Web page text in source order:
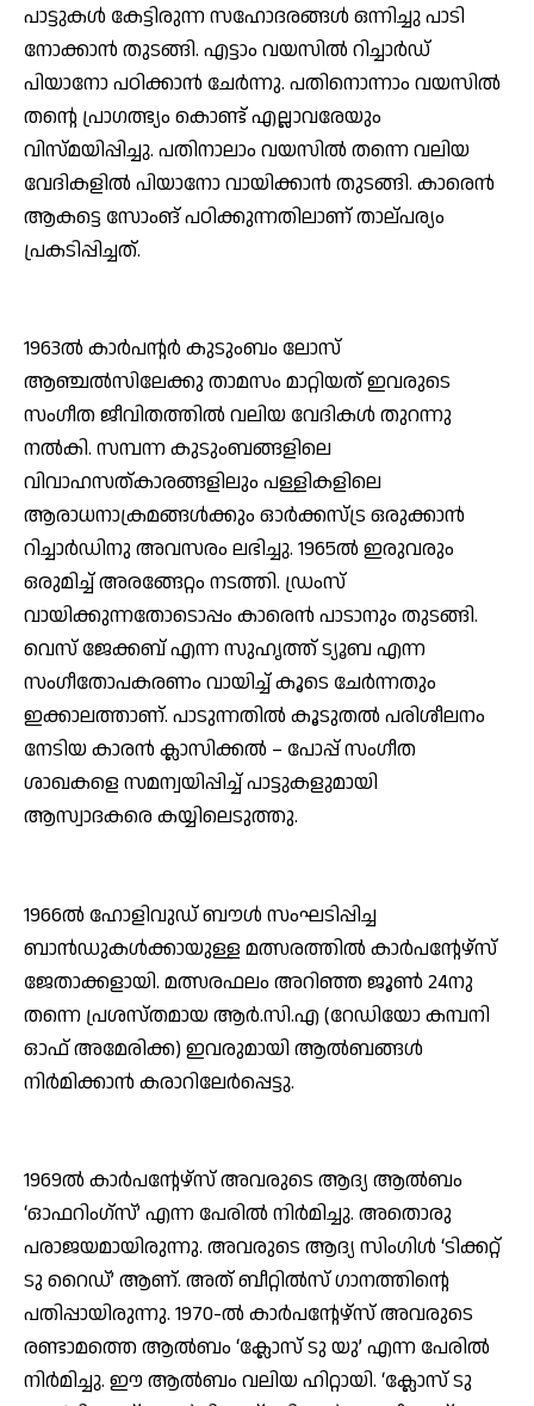
പാട്ടുകള്‍ കേട്ടിരുന്ന സഹോദരങ്ങള്‍ ഒന്നിച്ചു പാടി
നോക്കാന്‍ തുടങ്ങി. എട്ടാം വയസില്‍ റിച്ചാര്‍ഡ്
പിയാനോ പഠിക്കാന്‍ ചേര്‍ന്നു. പതിനൊന്നാം വയസില്‍
തന്റെ പ്രാഗത്ഭ്യം കൊണ്ട് എല്ലാവരേയും
വിസ്മയിപ്പിച്ചു. പതിനാലാം വയസില്‍ തന്നെ വലിയ
വേദികളില്‍ പിയാനോ വായിക്കാന്‍ തുടങ്ങി. കാരെന്‍
ആകട്ടെ സോംങ് പഠിക്കുന്നതിലാണ് താല്പര്യം
പ്രകടിപ്പിച്ചത്.
1963ല്‍ കാര്‍പന്റര്‍ കുടുംബം ലോസ്
ആഞ്ചല്‍സിലേക്കു താമസം മാറ്റിയത് ഇവരുടെ
സംഗീത ജീവിതത്തില്‍ വലിയ വേദികള്‍ തുറന്നു
നല്‍കി. സമ്പന്ന കുടുംബങ്ങളിലെ
വിവാഹസത്കാരങ്ങളിലും പള്ളികളിലെ
ആരാധനാക്രമങ്ങള്‍ക്കും ഓര്‍ക്കസ്ട്ര ഒരുക്കാന്‍
റിച്ചാര്‍ഡിനു അവസരം ലഭിച്ചു. 1965ല്‍ ഇരുവരും
ഒരുമിച്ച് അരങ്ങേറ്റം നടത്തി. ഡ്രംസ്
വായിക്കുന്നതോടൊപ്പം കാരെന്‍ പാടാനും തുടങ്ങി.
വെസ് ജേക്കബ് എന്ന സുഹൃത്ത് ട്യൂബ എന്ന
സംഗീതോപകരണം വായിച്ച് കൂടെ ചേര്‍ന്നതും
ഇക്കാലത്താണ്. പാടുന്നതില്‍ കൂടുതല്‍ പരിശീലനം
നേടിയ കാരന്‍ ക്ലാസിക്കല്‍ – പോപ്പ് സംഗീത
ശാഖകളെ സമന്വയിപ്പിച്ച് പാട്ടുകളുമായി
ആസ്വാദകരെ കയ്യിലെടുത്തു.
1966ല്‍ ഹോളിവുഡ് ബൗള്‍ സംഘടിപ്പിച്ച
ബാന്‍ഡുകള്‍ക്കായുള്ള മത്സരത്തില്‍ കാര്‍പന്റേഴ്സ്
ജേതാക്കളായി. മത്സരഫലം അറിഞ്ഞ ജൂണ്‍ 24നു
തന്നെ പ്രശസ്തമായ ആര്‍.സി.എ (റേഡിയോ കമ്പനി
ഓഫ് അമേരിക്ക) ഇവരുമായി ആല്‍ബങ്ങള്‍
നിര്‍മിക്കാന്‍ കരാറിലേര്‍പ്പെട്ടു.
1969ല്‍ കാര്‍പന്റേഴ്‌സ് അവരുടെ ആദ്യ ആല്‍ബം
‘ഓഫറിംഗ്‌സ്’ എന്ന പേരില്‍ നിര്‍മിച്ചു. അതൊരു
പരാജയമായിരുന്നു. അവരുടെ ആദ്യ സിംഗിള്‍ ‘ടിക്കറ്റ്
ടു റൈഡ്’ ആണ്. അത് ബീറ്റില്‍സ് ഗാനത്തിന്റെ
പതിപ്പായിരുന്നു. 1970-ല്‍ കാര്‍പന്റേഴ്‌സ് അവരുടെ
രണ്ടാമത്തെ ആല്‍ബം ‘ക്ലോസ് ടു യു’ എന്ന പേരില്‍
നിര്‍മിച്ചു. ഈ ആല്‍ബം വലിയ ഹിറ്റായി. ‘ക്ലോസ് ടു